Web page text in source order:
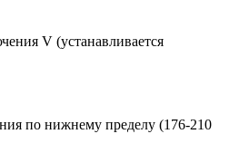
V (устанавливается
по нижнему пределу (176-210